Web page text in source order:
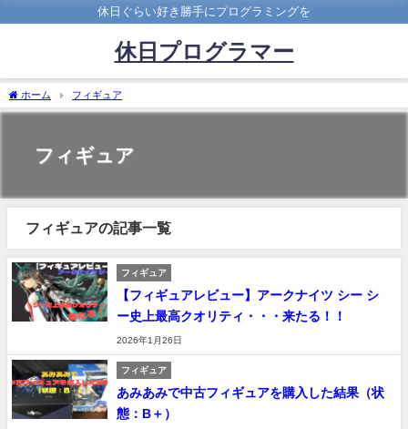
休日ぐらい好き勝手にプログラミングを
休日プログラマー
ホーム フィギュア
フィギュア
フィギュアの記事一覧
フィギュア
【フィギュアレビュー】アークナイツ シー シ
ー史上最高クオリティ・・・来たる！！
2026年1月26日
フィギュア
あみあみで中古フィギュアを購入した結果（状
態：B＋）